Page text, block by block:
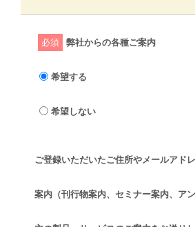
必須 弊社からの各種ご案内
希望する
希望しない
ご登録いただいたご住所やメールアド
案内（刊行物案内、セミナー案内、ア